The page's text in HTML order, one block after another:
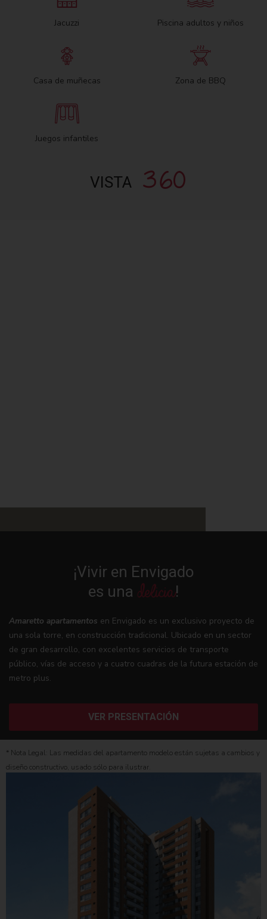
Jacuzzi Piscina adultos y niños
Casa de muñecas Zona de BBQ
Juegos infantiles
VISTA360
¡Vivir en Envigado
es una delicia!
Amaretto apartamentos en Envigado es un exclusivo proyecto de
una sola torre, en construcción tradicional. Ubicado en un sector
de gran desarrollo, con excelentes servicios de transporte
público, vías de acceso y a cuatro cuadras de la futura estación de
metro plus.
VER PRESENTACIÓN
* Nota Legal: Las medidas del apartamento modelo están sujetas a cambios y
diseño constructivo, usado sólo para ilustrar.